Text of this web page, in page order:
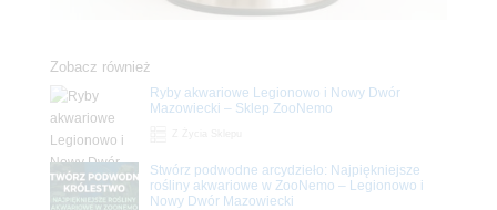
Zobacz również
Ryby akwariowe Legionowo i Nowy Dwór
Mazowiecki – Sklep ZooNemo
Stwórz podwodne arcydzieło: Najpiękniejsze
rośliny akwariowe w ZooNemo – Legionowo i
Nowy Dwór Mazowiecki